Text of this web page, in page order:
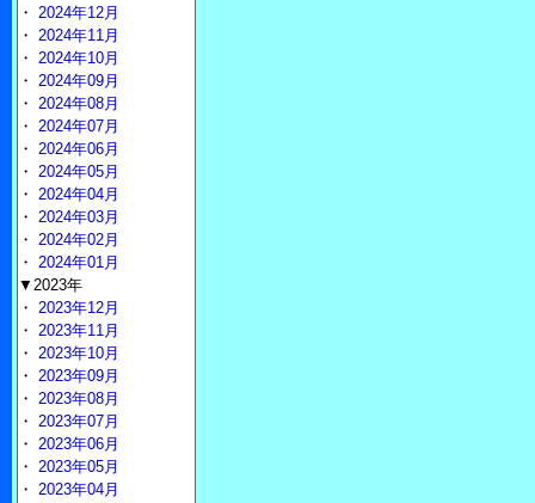
・ 2024年12月
・ 2024年11月
・ 2024年10月
・ 2024年09月
・ 2024年08月
・ 2024年07月
・ 2024年06月
・ 2024年05月
・ 2024年04月
・ 2024年03月
・ 2024年02月
・ 2024年01月
▼2023年
・ 2023年12月
・ 2023年11月
・ 2023年10月
・ 2023年09月
・ 2023年08月
・ 2023年07月
・ 2023年06月
・ 2023年05月
・ 2023年04月